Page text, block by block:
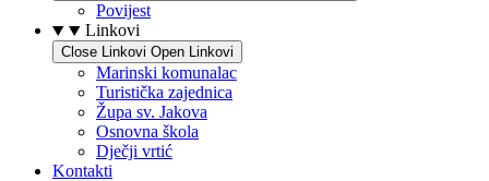
Povijest
Linkovi
Close Linkovi Open Linkovi
Marinski komunalac
Turistička zajednica
Župa sv. Jakova
Osnovna škola
Dječji vrtić
Kontakti